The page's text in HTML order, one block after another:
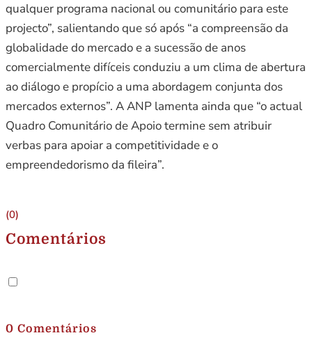
qualquer programa nacional ou comunitário para este
projecto”, salientando que só após “a compreensão da
globalidade do mercado e a sucessão de anos
comercialmente difíceis conduziu a um clima de abertura
ao diálogo e propício a uma abordagem conjunta dos
mercados externos”. A ANP lamenta ainda que “o actual
Quadro Comunitário de Apoio termine sem atribuir
verbas para apoiar a competitividade e o
empreendedorismo da fileira”.
(0)
Comentários
0 Comentários